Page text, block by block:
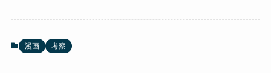
漫画 考察